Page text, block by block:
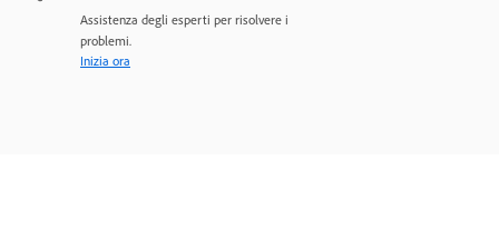
Assistenza degli esperti per risolvere i
problemi.
Inizia ora